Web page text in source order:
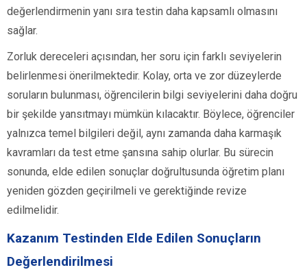
değerlendirmenin yanı sıra testin daha kapsamlı olmasını
sağlar.
Zorluk dereceleri açısından, her soru için farklı seviyelerin
belirlenmesi önerilmektedir. Kolay, orta ve zor düzeylerde
soruların bulunması, öğrencilerin bilgi seviyelerini daha doğru
bir şekilde yansıtmayı mümkün kılacaktır. Böylece, öğrenciler
yalnızca temel bilgileri değil, aynı zamanda daha karmaşık
kavramları da test etme şansına sahip olurlar. Bu sürecin
sonunda, elde edilen sonuçlar doğrultusunda öğretim planı
yeniden gözden geçirilmeli ve gerektiğinde revize
edilmelidir.
Kazanım Testinden Elde Edilen Sonuçların
Değerlendirilmesi